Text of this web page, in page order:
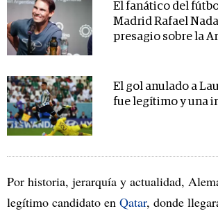
El fanático del
Madrid Rafael
presagio sobre la
El gol anulado a
fue legítimo y una
Por historia, jerarquía y actualidad,
legítimo candidato en Qatar, donde